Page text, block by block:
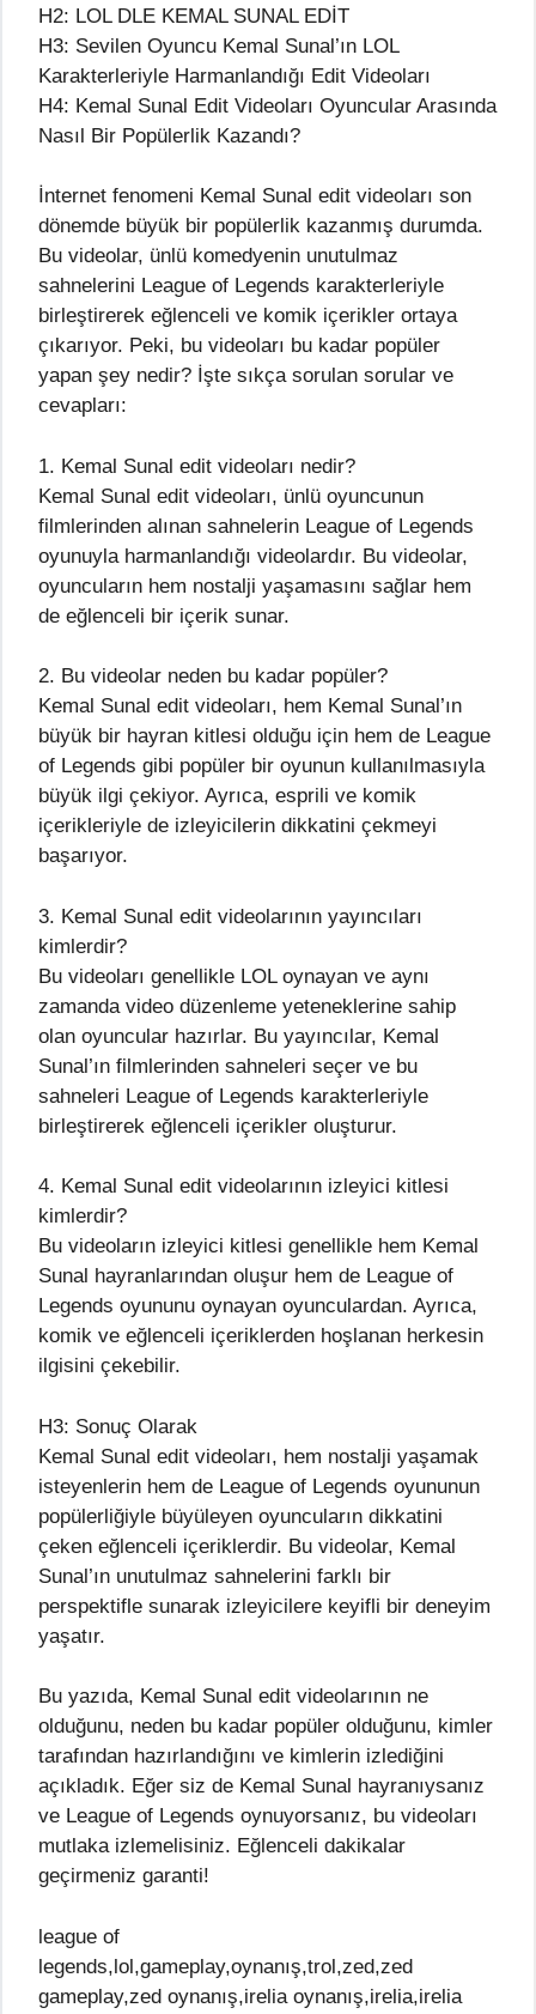
H2: LOL DLE KEMAL SUNAL EDİT
H3: Sevilen Oyuncu Kemal Sunal’ın LOL
Karakterleriyle Harmanlandığı Edit Videoları
H4: Kemal Sunal Edit Videoları Oyuncular Arasında
Nasıl Bir Popülerlik Kazandı?
İnternet fenomeni Kemal Sunal edit videoları son
dönemde büyük bir popülerlik kazanmış durumda.
Bu videolar, ünlü komedyenin unutulmaz
sahnelerini League of Legends karakterleriyle
birleştirerek eğlenceli ve komik içerikler ortaya
çıkarıyor. Peki, bu videoları bu kadar popüler
yapan şey nedir? İşte sıkça sorulan sorular ve
cevapları:
1. Kemal Sunal edit videoları nedir?
Kemal Sunal edit videoları, ünlü oyuncunun
filmlerinden alınan sahnelerin League of Legends
oyunuyla harmanlandığı videolardır. Bu videolar,
oyuncuların hem nostalji yaşamasını sağlar hem
de eğlenceli bir içerik sunar.
2. Bu videolar neden bu kadar popüler?
Kemal Sunal edit videoları, hem Kemal Sunal’ın
büyük bir hayran kitlesi olduğu için hem de League
of Legends gibi popüler bir oyunun kullanılmasıyla
büyük ilgi çekiyor. Ayrıca, esprili ve komik
içerikleriyle de izleyicilerin dikkatini çekmeyi
başarıyor.
3. Kemal Sunal edit videolarının yayıncıları
kimlerdir?
Bu videoları genellikle LOL oynayan ve aynı
zamanda video düzenleme yeteneklerine sahip
olan oyuncular hazırlar. Bu yayıncılar, Kemal
Sunal’ın filmlerinden sahneleri seçer ve bu
sahneleri League of Legends karakterleriyle
birleştirerek eğlenceli içerikler oluşturur.
4. Kemal Sunal edit videolarının izleyici kitlesi
kimlerdir?
Bu videoların izleyici kitlesi genellikle hem Kemal
Sunal hayranlarından oluşur hem de League of
Legends oyununu oynayan oyunculardan. Ayrıca,
komik ve eğlenceli içeriklerden hoşlanan herkesin
ilgisini çekebilir.
H3: Sonuç Olarak
Kemal Sunal edit videoları, hem nostalji yaşamak
isteyenlerin hem de League of Legends oyununun
popülerliğiyle büyüleyen oyuncuların dikkatini
çeken eğlenceli içeriklerdir. Bu videolar, Kemal
Sunal’ın unutulmaz sahnelerini farklı bir
perspektifle sunarak izleyicilere keyifli bir deneyim
yaşatır.
Bu yazıda, Kemal Sunal edit videolarının ne
olduğunu, neden bu kadar popüler olduğunu, kimler
tarafından hazırlandığını ve kimlerin izlediğini
açıkladık. Eğer siz de Kemal Sunal hayranıysanız
ve League of Legends oynuyorsanız, bu videoları
mutlaka izlemelisiniz. Eğlenceli dakikalar
geçirmeniz garanti!
league of
legends,lol,gameplay,oynanış,trol,zed,zed
gameplay,zed oynanış,irelia oynanış,irelia,irelia